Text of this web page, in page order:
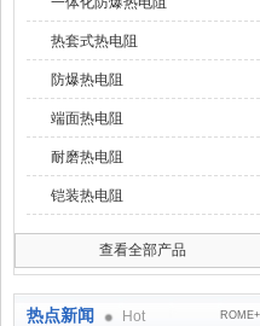
热套式热电阻
防爆热电阻
端面热电阻
耐磨热电阻
铠装热电阻
查看全部产品
热点新闻 Hot ROME+